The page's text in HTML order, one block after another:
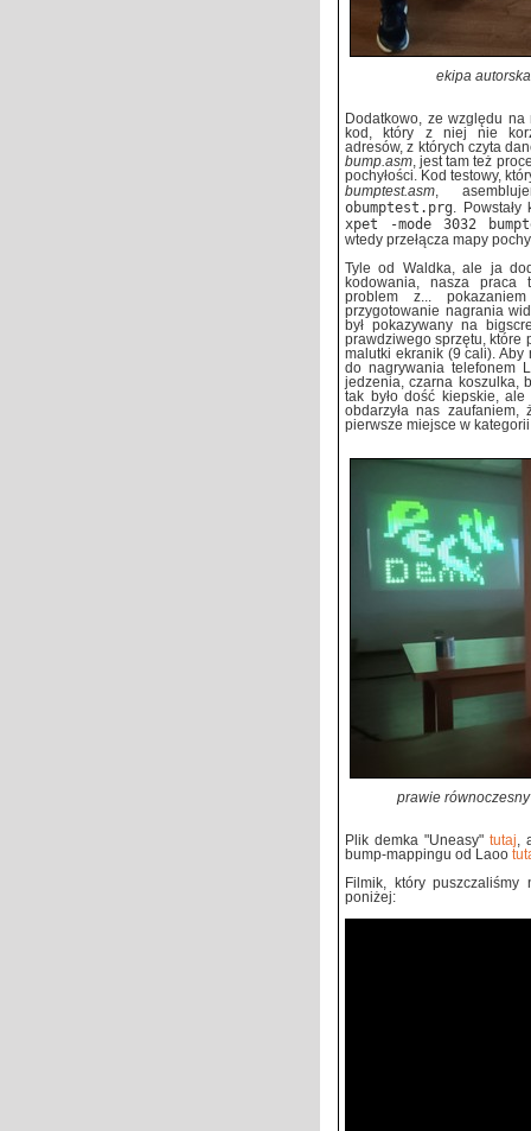
ekipa
Dodatkowo, ze względu na
kod, który z niej nie
adresów, z których czyta
bump.asm , jest tam też
pochyłości. Kod testowy,
bumptest.asm ,
obumptest.prg .
xpet -mode 3032
wtedy przełącza mapy
Tyle od Waldka, ale ja
kodowania, nasza praca
problem z...
przygotowanie nagrania
był pokazywany na
prawdziwego sprzętu, które
malutki ekranik (9 cali). Aby
do nagrywania telefonem
jedzenia, czarna koszulka,
tak było dość kiepskie,
obdarzyła nas zaufaniem,
pierwsze miejsce w
prawie
Plik demka "Uneasy" tutaj ,
bump-mappingu od Laoo
Filmik, który puszczaliśmy
poniżej: